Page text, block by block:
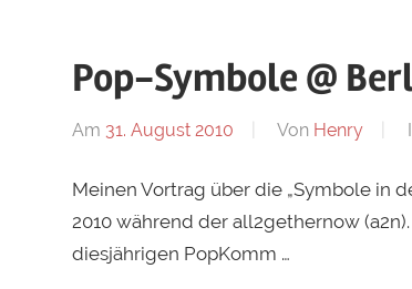
Pop-Symbole @
Am 31. August 2010 Von Henry
Meinen Vortrag über die „Symbole in
2010 während der all2gethernow
diesjährigen PopKomm …